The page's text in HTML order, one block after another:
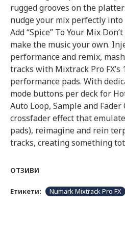
rugged grooves on the
nudge your mix perfectly into
Add “Spice” To Your Mix
make the music your own.
performance and remix,
tracks with Mixtrack Pro
performance pads. With
mode buttons per deck for
Auto Loop, Sample and
crossfader effect that
pads), reimagine and rein
tracks, creating something
ОТЗИВИ
Етикети: Numark Mixtrack Pro FX